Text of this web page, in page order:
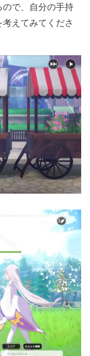
で、自分の手持
えてみてくださ